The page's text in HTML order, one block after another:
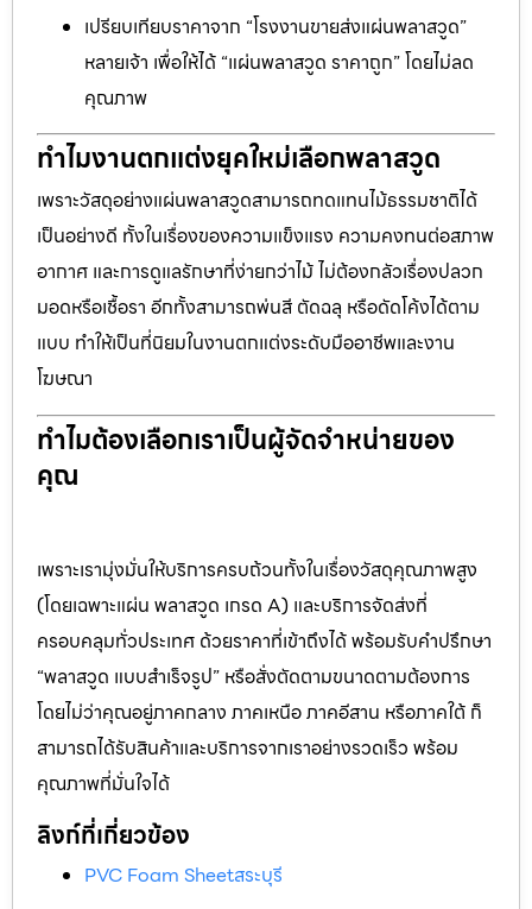
เปรียบเทียบราคาจาก “โรงงานขายส่งแผ่นพลาสวูด”
หลายเจ้า เพื่อให้ได้ “แผ่นพลาสวูด ราคาถูก” โดยไม่ลด
คุณภาพ
ทำไมงานตกแต่งยุคใหม่เลือกพลาสวูด
เพราะวัสดุอย่างแผ่นพลาสวูดสามารถทดแทนไม้ธรรมชาติได้
เป็นอย่างดี ทั้งในเรื่องของความแข็งแรง ความคงทนต่อสภาพ
อากาศ และการดูแลรักษาที่ง่ายกว่าไม้ ไม่ต้องกลัวเรื่องปลวก
มอดหรือเชื้อรา อีกทั้งสามารถพ่นสี ตัดฉลุ หรือดัดโค้งได้ตาม
แบบ ทำให้เป็นที่นิยมในงานตกแต่งระดับมืออาชีพและงาน
โฆษณา
ทำไมต้องเลือกเราเป็นผู้จัดจำหน่ายของ
คุณ
เพราะเรามุ่งมั่นให้บริการครบถ้วนทั้งในเรื่องวัสดุคุณภาพสูง
(โดยเฉพาะแผ่น พลาสวูด เกรด A) และบริการจัดส่งที่
ครอบคลุมทั่วประเทศ ด้วยราคาที่เข้าถึงได้ พร้อมรับคำปรึกษา
“พลาสวูด แบบสำเร็จรูป” หรือสั่งตัดตามขนาดตามต้องการ
โดยไม่ว่าคุณอยู่ภาคกลาง ภาคเหนือ ภาคอีสาน หรือภาคใต้ ก็
สามารถได้รับสินค้าและบริการจากเราอย่างรวดเร็ว พร้อม
คุณภาพที่มั่นใจได้
ลิงก์ที่เกี่ยวข้อง
PVC Foam Sheetสระบุรี